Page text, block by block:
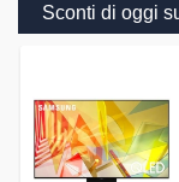
Sconti di oggi